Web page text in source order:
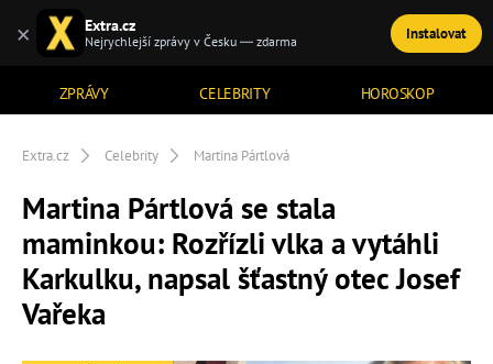
ZPRÁVY CELEBRITY HOROSKOP
TÉMATA
Extra.cz Celebrity Martina Pártlová
Martina Pártlová se stala
maminkou: Rozřízli vlka a vytáhli
Karkulku, napsal šťastný otec Josef
Vařeka
× Extra.cz
Nejrychlejší zprávy v Česku — zdarma Instalovat